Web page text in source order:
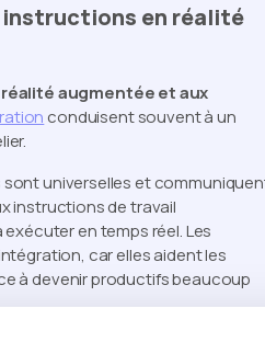
instructions en réalité
augmentée et aux
conduisent souvent à un
universelles et
instructions de travail
en temps réel. Les
car elles aident les
à devenir productifs beaucoup